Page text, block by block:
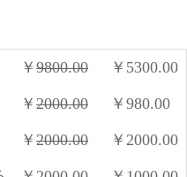
￥ 9800.00 ￥ 5300.00
￥ 2000.00 ￥ 980.00
￥ 2000.00 ￥ 2000.00